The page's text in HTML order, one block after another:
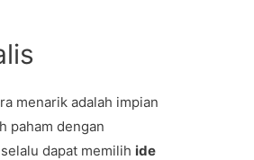
menarik adalah impian
paham dengan
dapat memilih ide